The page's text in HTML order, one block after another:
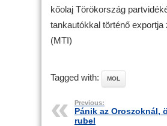
kőolaj Törökország
tankautókkal történő exportja
(MTI)
Tagged with: MOL
Previous:
Pánik az Oroszoknál,
rubel